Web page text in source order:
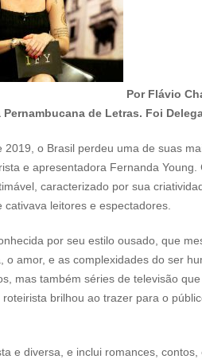
Por Flávio
Pernambucana de Letras. Foi
2019, o Brasil perdeu uma de suas
e apresentadora Fernanda
caracterizado por sua
leitores e espectadores.
por seu estilo ousado, que
o amor, e as complexidades do ser
mas também séries de televisão
brilhou ao trazer para o
e diversa, e inclui romances,